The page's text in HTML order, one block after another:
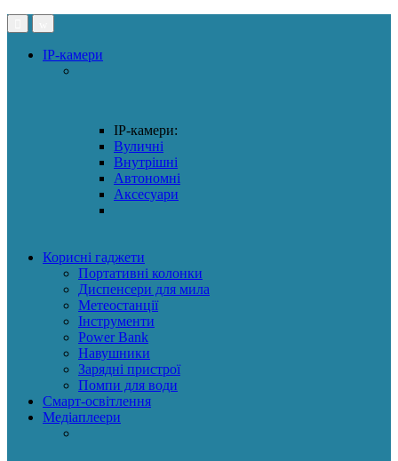
IP-камери
IP-камери:
Вуличні
Внутрішні
Автономні
Аксесуари
Корисні гаджети
Портативні колонки
Диспенсери для мила
Метеостанції
Інструменти
Power Bank
Навушники
Зарядні пристрої
Помпи для води
Смарт-освітлення
Медіаплеери